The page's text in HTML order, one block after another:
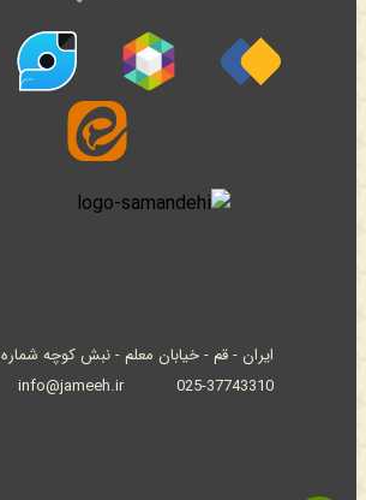
ایران - قم - خیابان معلم - نبش کوچه شماره 12
025-37743310
info@jameeh.ir